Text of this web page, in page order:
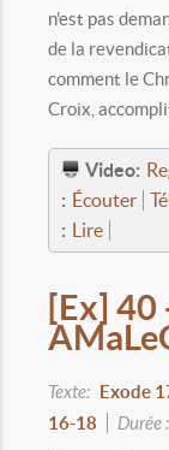
n'est pas
de la
comment le
Croix,
Video:
: Écouter
:
Lire
[Ex]
Texte: Exode
16-18
Durée :